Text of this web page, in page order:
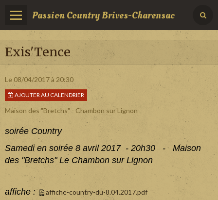
Passion Country Brives-Charensac
Exis'Tence
Le 08/04/2017à 20:30
AJOUTER AU CALENDRIER
Maison des "Bretchs" - Chambon sur Lignon
soirée Country
Samedi en soirée 8 avril 2017 - 20h30 - Maison
des "Bretchs" Le Chambon sur Lignon
affiche : affiche-country-du-8.04.2017.pdf